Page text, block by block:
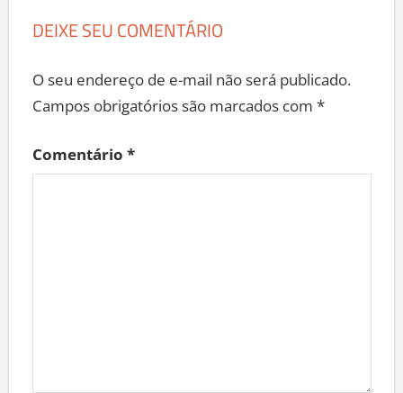
DEIXE SEU COMENTÁRIO
O seu endereço de e-mail não será publicado.
Campos obrigatórios são marcados com *
Comentário *